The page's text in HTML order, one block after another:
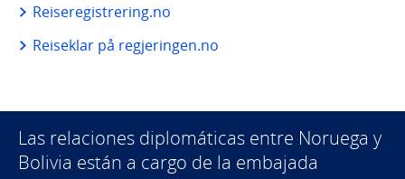
Reiseregistrering.no
Reiseklar på regjeringen.no
Las relaciones diplomáticas entre Noruega y
Bolivia están a cargo de la embajada